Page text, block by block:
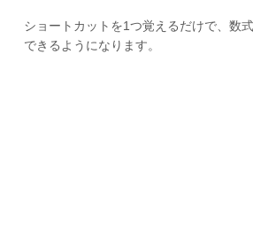
ショートカットを1つ覚えるだけで、数
できるようになります。